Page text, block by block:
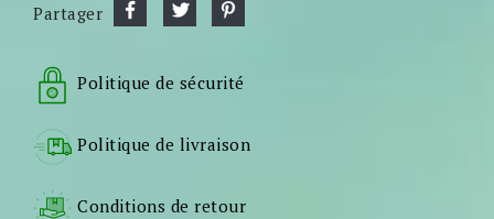
Partager
Politique de sécurité
Politique de livraison
Conditions de retour